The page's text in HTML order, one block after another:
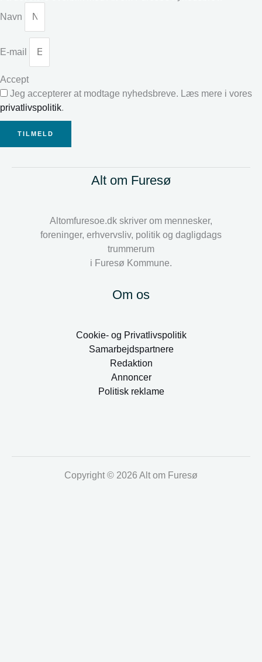
Navn
E-mail
Accept
Jeg accepterer at modtage nyhedsbreve. Læs mere i vores
privatlivspolitik.
TILMELD
Alt om Furesø
Altomfuresoe.dk skriver om mennesker,
foreninger, erhvervsliv, politik og dagligdags
trummerum
i Furesø Kommune.
Om os
Cookie- og Privatlivspolitik
Samarbejdspartnere
Redaktion
Annoncer
Politisk reklame
Copyright © 2026 Alt om Furesø